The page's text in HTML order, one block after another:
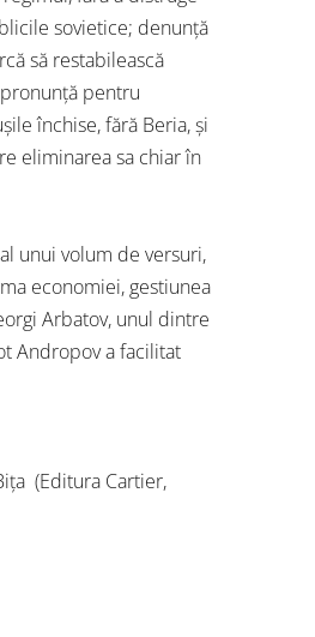
sovietice; denunță
să restabilească
pentru
închise, fără Beria, și
eliminarea sa chiar în
unui volum de versuri,
economiei, gestiunea
Arbatov, unul dintre
Andropov a facilitat
(Editura Cartier,